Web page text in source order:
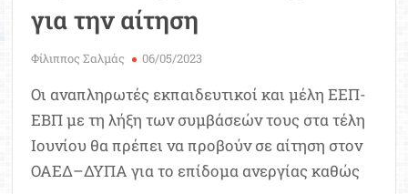
για την αίτηση
Φίλιππος Σαλμάς 06/05/2023
Οι αναπληρωτές εκπαιδευτικοί και μέλη ΕΕΠ-
ΕΒΠ με τη λήξη των συμβάσεών τους στα τέλη
Ιουνίου θα πρέπει να προβούν σε αίτηση στον
ΟΑΕΔ–ΔΥΠΑ για το επίδομα ανεργίας καθώς